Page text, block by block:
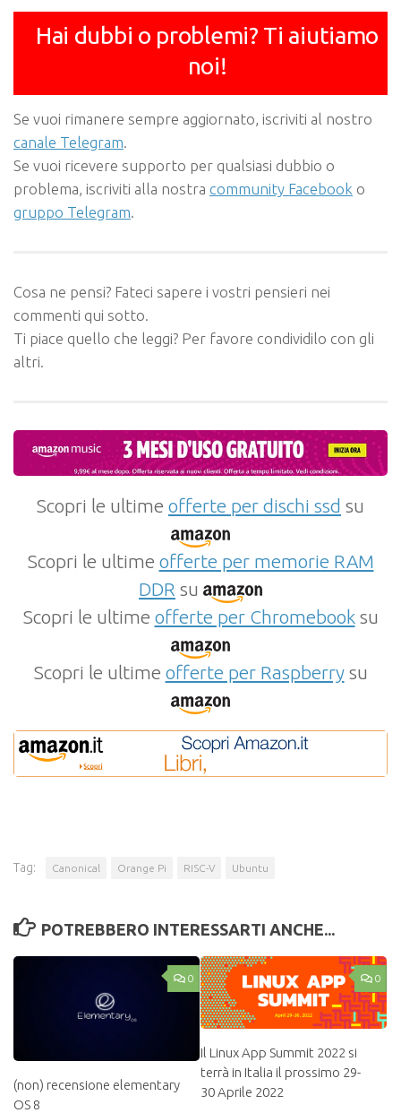
Hai dubbi o problemi? Ti aiutiamo
noi!
Se vuoi rimanere sempre aggiornato, iscriviti al nostro
canale Telegram
Se vuoi ricevere supporto per qualsiasi dubbio o
problema, iscriviti alla nostra community Facebook o
gruppo Telegram
Cosa ne pensi? Fateci sapere i vostri pensieri nei
commenti qui sotto.
Ti piace quello che leggi? Per favore condividilo con gli
altri.
Scopri le ultime offerte per dischi ssd su
Scopri le ultime offerte per memorie RAM
DDR su
Scopri le ultime offerte per Chromebooksu
Scopri le ultime offerte per Raspberrysu
Tag: Canonical Orange Pi RISC-V Ubuntu
POTREBBERO INTERESSARTI ANCHE...
0
(non) recensione elementary
OS 8
0
Il Linux App Summit 2022 si
terrà in Italia il prossimo 29-
30 Aprile 2022